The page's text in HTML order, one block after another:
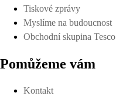
Tiskové zprávy
Myslíme na budoucnost
Obchodní skupina Tesco
Pomůžeme vám
Kontakt